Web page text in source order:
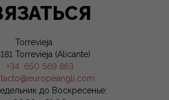
Torrevieja
Torrevieja (Alicante)
+34 650 569 863
до Воскресенье: